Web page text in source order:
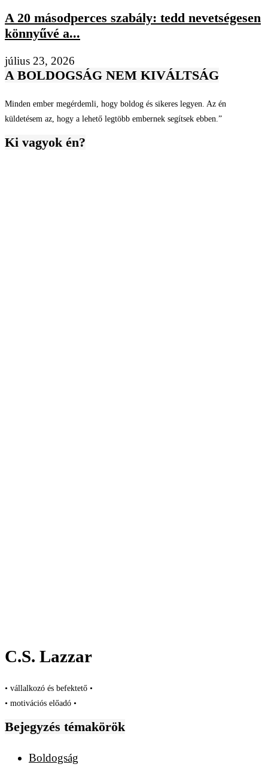
A 20 másodperces szabály: tedd nevetségesen
könnyűvé a...
július 23, 2026
A BOLDOGSÁG NEM KIVÁLTSÁG
Minden ember megérdemli, hogy boldog és sikeres legyen. Az én
küldetésem az, hogy a lehető legtöbb embernek segítsek ebben.”
Ki vagyok én?
C.S. Lazzar
• vállalkozó és befektető •
• motivációs előadó •
Bejegyzés témakörök
Boldogság